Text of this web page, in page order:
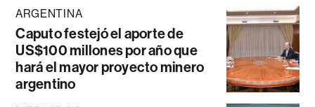
ARGENTINA
Caputo festejó el aporte de
US$100 millones por año que
hará el mayor proyecto minero
argentino